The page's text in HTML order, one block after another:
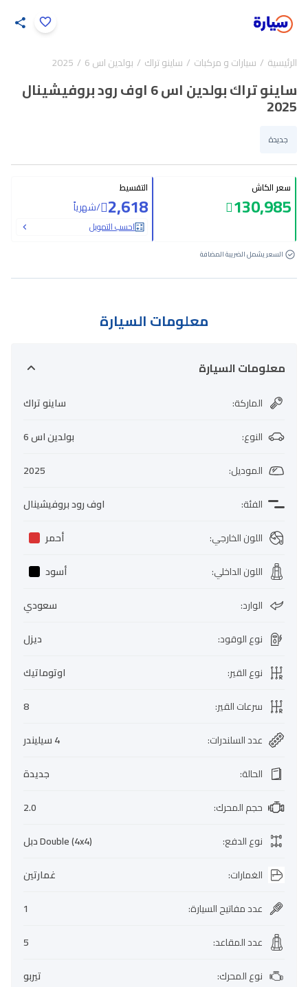
الرئيسية سيارات و مركبات ساينو تراك بولدين اس 6 2025
ساينو تراك بولدين اس 6 اوف رود بروفيشينال
2025
جديدة
سعر الكاش
130,985
التقسيط
2,618
/شهرياً
احسب التمويل
السعر يشمل الضريبة المضافة
معلومات السيارة
معلومات السيارة
الماركة:
ساينو تراك
النوع:
بولدين اس 6
الموديل:
2025
الفئة:
اوف رود بروفيشينال
اللون الخارجي:
أحمر
اللون الداخلي:
أسود
الوارد:
سعودي
نوع الوقود:
ديزل
نوع القير:
اوتوماتيك
سرعات القير:
8
عدد السلندرات:
4 سيليندر
الحالة:
جديدة
حجم المحرك:
2.0
نوع الدفع:
Double (4x4) دبل
الغمارات:
غمارتين
عدد مفاتيح السيارة:
1
عدد المقاعد:
5
نوع المحرك:
تيربو